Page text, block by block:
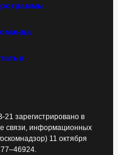
зарегистрировано в
связи, информационных
11 октября